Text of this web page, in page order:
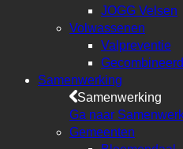
JOGG Velsen
Volwassenen
Valpreventie
Samenwerking
Samenwerking
Ga naar
Gemeenten